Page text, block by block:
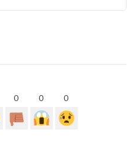
0 0 0